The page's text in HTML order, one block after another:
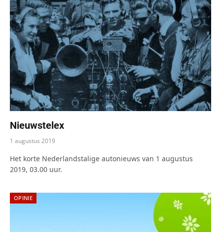
Nieuwstelex
1 augustus 2019
Het korte Nederlandstalige autonieuws van 1 augustus
2019, 03.00 uur.
OPINIE